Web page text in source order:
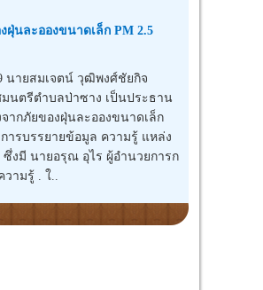
ฝุ่นละอองขนาดเล็ก PM 2.5
ายสมเจตน์ วุฒิพงศ์ชัยกิจ
นตรีตำบลป่าซาง เป็นประธาน
ากภัยของฝุ่นละอองขนาดเล็ก
ารบรรยายข้อมูล ความรู้ แหล่ง
ซึ่งมี นายอรุณ อุไร ผู้อำนวยการก
ามรู้ . ใ..